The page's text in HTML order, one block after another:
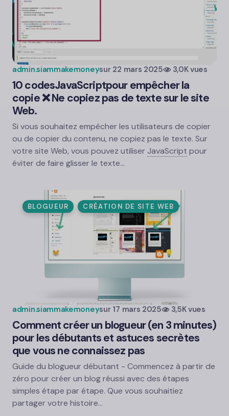
admin.siammakemoneysur 22 mars 2025 3,0K vues
10 codesJavaScriptpour empêcher la
copie ❌ Ne copiez pas de texte sur le site
Web.
Si vous souhaitez empêcher les utilisateurs de copier
ou de copier du contenu, ne copiez pas le texte. Sur
votre site Web, vous pouvez utiliserJavaScript pour
éviter de faire glisser le texte…
BLOGUEUR CRÉATION DE SITE WEB
admin.siammakemoneysur 17 mars 2025 3,5K vues
Comment créer un blogueur (en 3 minutes)
pour les débutants et astuces secrètes
que vous ne connaissez pas
Guide du blogueur débutant - Commencez à partir de
zéro pour créer un blog réussi avec des étapes
simples étape par étape. Que vous souhaitiez
partager votre histoire…